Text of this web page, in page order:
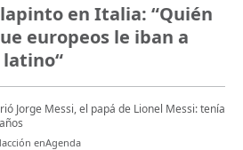
en Italia: “Quién
europeos le iban a
Jorge Messi, el papá de Lionel Messi: tenía
enAgenda